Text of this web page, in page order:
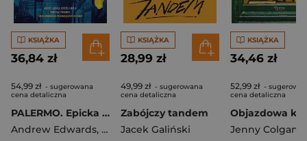
KSIĄŻKA
36,84 zł
54,99 zł - sugerowana
cena detaliczna
PALERMO. Epicka historia miasta
Andrew Edwards, Suzanne Edwards
KSIĄŻKA
28,99 zł
49,99 zł - sugerowana
cena detaliczna
Zabójczy tandem
Jacek Galiński
KSIĄŻKA
34,46 zł
52,99 zł -
cena detaliczna
Jenny Colgan